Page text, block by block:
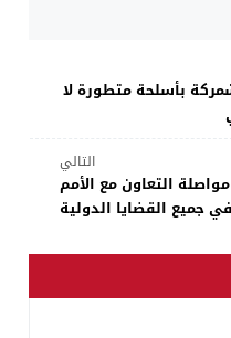
بأسلحة متطورة لا
التالي
التعاون مع الأمم
جميع القضايا الدولية